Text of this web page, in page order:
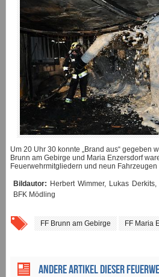
Um 20 Uhr 30 konnte „Brand aus“ gegeben
Brunn am Gebirge und Maria Enzersdorf
Feuerwehrmitgliedern und neun Fahrzeugen
Bildautor: Herbert Wimmer, Lukas
BFK Mödling
FF Brunn am Gebirge FF Maria
ANDERE ARTIKEL DIESER